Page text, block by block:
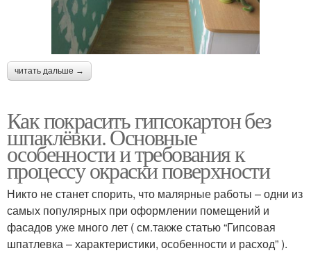
читать дальше →
Как покрасить гипсокартон без
шпаклёвки. Основные
особенности и требования к
процессу окраски поверхности
Никто не станет спорить, что малярные работы – одни из
самых популярных при оформлении помещений и
фасадов уже много лет ( см.также статью “Гипсовая
шпатлевка – характеристики, особенности и расход” ).